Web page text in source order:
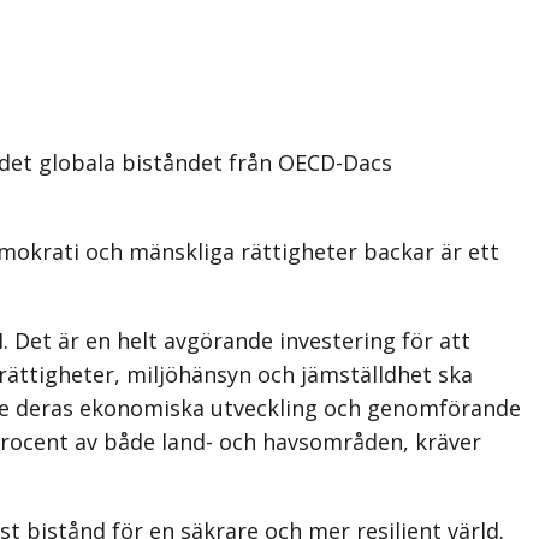
globala biståndet från OECD-Dacs
och mänskliga rättigheter backar är ett
är en helt avgörande investering för att
miljöhänsyn och jämställdhet ska
ekonomiska utveckling och genomförande
av både land- och havsområden, kräver
bistånd för en säkrare och mer resilient värld.